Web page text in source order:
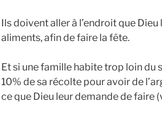
Ils doivent aller à l’endroit que
aliments, afin de faire la fête.
Et si une famille habite trop loin du
10% de sa récolte pour avoir de
ce que Dieu leur demande de faire